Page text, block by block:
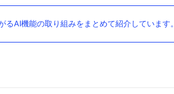
AI機能の取り組みをまとめて紹介しています。